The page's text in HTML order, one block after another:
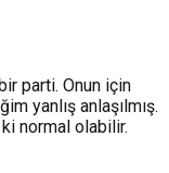
parti. Onun için
yanlış anlaşılmış.
normal olabilir.